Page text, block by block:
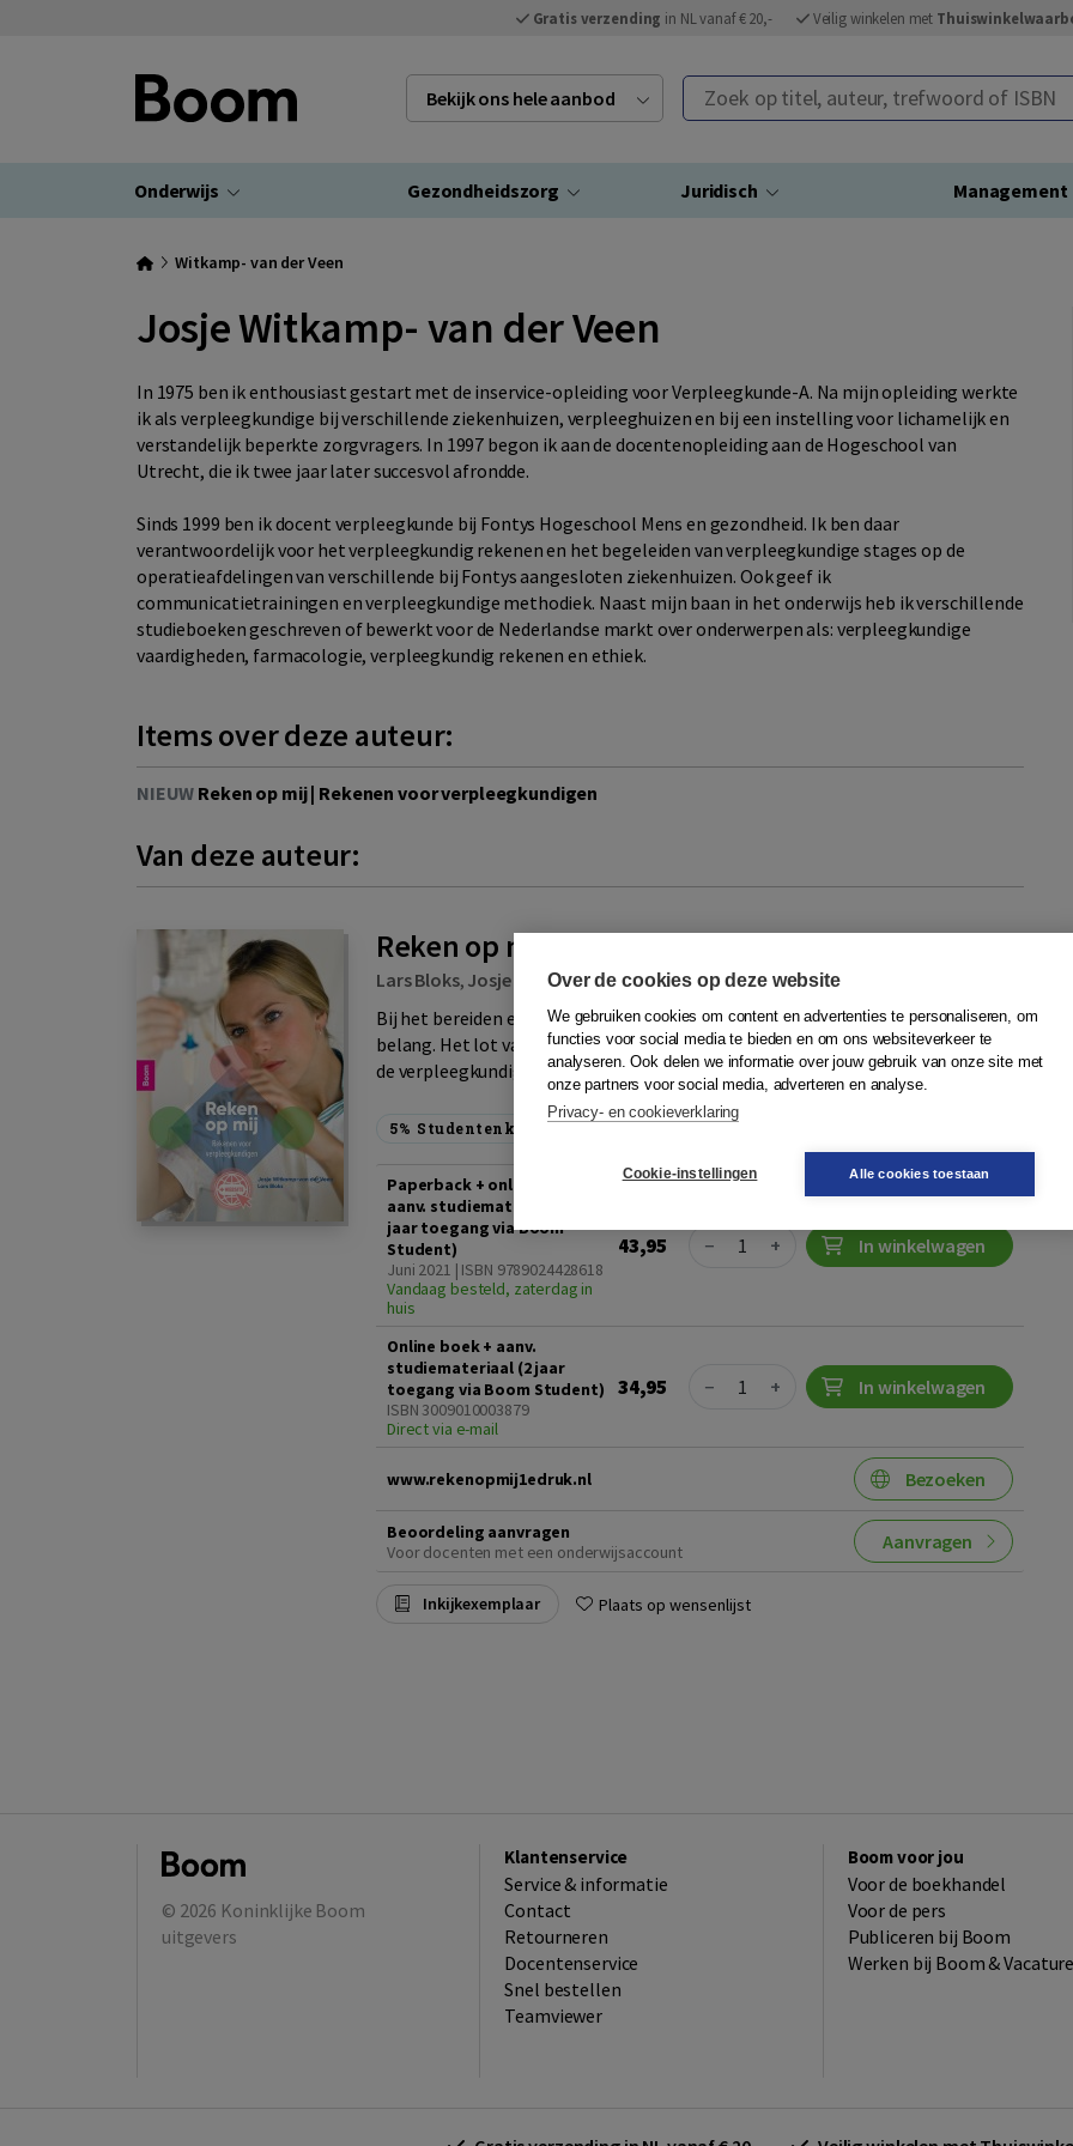
Gratis verzending in NL vanaf € 20,- Veilig winkelen met
Bekijk ons hele aanbod Zoek op titel, auteur, trefwoord of ISBN
Onderwijs Gezondheidszorg Juridisch Management
Witkamp- van der Veen
Josje Witkamp- van der Veen
In 1975 ben ik enthousiast gestart met de inservice-opleiding voor Verpleegkunde-A. Na mijn opleiding werkte
ik als verpleegkundige bij verschillende ziekenhuizen, verpleeghuizen en bij een instelling voor lichamelijk en
verstandelijk beperkte zorgvragers. In 1997 begon ik aan de docentenopleiding aan de Hogeschool van
Utrecht, die ik twee jaar later succesvol afrondde.
Sinds 1999 ben ik docent verpleegkunde bij Fontys Hogeschool Mens en gezondheid. Ik ben daar
verantwoordelijk voor het verpleegkundig rekenen en het begeleiden van verpleegkundige stages op de
operatieafdelingen van verschillende bij Fontys aangesloten ziekenhuizen. Ook geef ik
communicatietrainingen en verpleegkundige methodiek. Naast mijn baan in het onderwijs heb ik verschillende
studieboeken geschreven of bewerkt voor de Nederlandse markt over onderwerpen als: verpleegkundige
vaardigheden, farmacologie, verpleegkundig rekenen en ethiek.
Items over deze auteur:
NIEUW Reken op mij | Rekenen voor verpleegkundigen
Van deze auteur:
Reken op mij
Lars Bloks, Josje Witkamp- van der Veen|Boom
Bij het bereiden en toedienen van medicatie zijn rekenvaardigheden van groot
belang. Het lot van de zorgvrager of patiënt ligt vaak letterlijk in de handen van
de verpleegkundige en een rekenfout k... Meer
5% Studentenkorting
Paperback + online boek +
aanv. studiemateriaal (2
jaar toegang via Boom
Student)
Juni 2021 | ISBN 9789024428618
Vandaag besteld, zaterdag in
huis
43,95 Quantity
− + In winkelwagen
Online boek + aanv.
studiemateriaal (2 jaar
toegang via Boom Student)
ISBN 3009010003879
Direct via e-mail
34,95 Quantity
− + In winkelwagen
www.rekenopmij1edruk.nl Bezoeken
Beoordeling aanvragen
Voor docenten met een onderwijsaccount
Aanvragen
Inkijkexemplaar Plaats op wensenlijst
© 2026 Koninklijke Boom
uitgevers
Klantenservice
Service & informatie
Contact
Retourneren
Docentenservice
Snel bestellen
Teamviewer
Boom voor jou
Voor de boekhandel
Voor de pers
Publiceren bij Boom
Werken bij Boom &
Over de cookies op deze website
We gebruiken cookies om content en advertenties te personaliseren, om
functies voor social media te bieden en om ons websiteverkeer te
analyseren. Ook delen we informatie over jouw gebruik van onze site met
onze partners voor social media, adverteren en analyse.
Privacy- en cookieverklaring
Cookie-instellingen Alle cookies toestaan